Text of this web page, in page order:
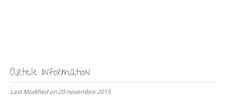
Article Information
Last Modified on 20 novembre 2015